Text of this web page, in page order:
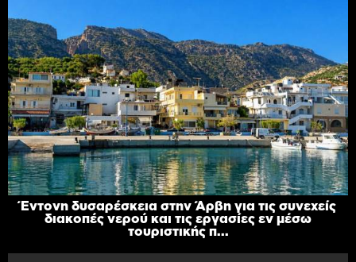
Έντονη δυσαρέσκεια στην Άρβη για τις συνεχείς
διακοπές νερού και τις εργασίες εν μέσω
τουριστικής π...